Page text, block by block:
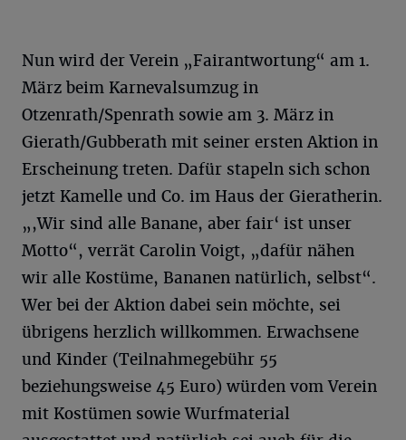
Nun wird der Verein „Fairantwortung“ am 1.
März beim Karnevalsumzug in
Otzenrath/Spenrath sowie am 3. März in
Gierath/Gubberath mit seiner ersten Aktion in
Erscheinung treten. Dafür stapeln sich schon
jetzt Kamelle und Co. im Haus der Gieratherin.
„,Wir sind alle Banane, aber fair‘ ist unser
Motto“, verrät Carolin Voigt, „dafür nähen
wir alle Kostüme, Bananen natürlich, selbst“.
Wer bei der Aktion dabei sein möchte, sei
übrigens herzlich willkommen. Erwachsene
und Kinder (Teilnahmegebühr 55
beziehungsweise 45 Euro) würden vom Verein
mit Kostümen sowie Wurfmaterial